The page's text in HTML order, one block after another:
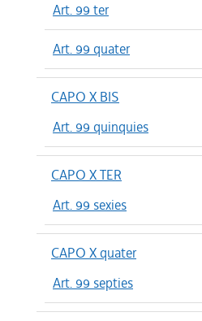
Art. 99 ter
Art. 99 quater
CAPO X BIS
Art. 99 quinquies
CAPO X TER
Art. 99 sexies
CAPO X quater
Art. 99 septies